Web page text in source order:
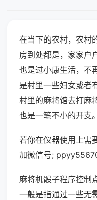
在当下的农村，农村
房到处都是，家家户
也是过小康生活，不
是村里一些妇女或者
村里的麻将馆去打麻
也是一笔不小的开支。
若你在仪器使用上需
加微信号;
麻将机骰子程序控制
一般是指通过一些无